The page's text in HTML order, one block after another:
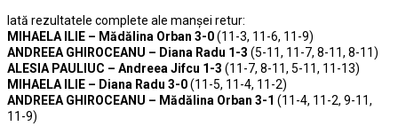
Iată rezultatele complete ale manșei retur:
MIHAELA ILIE – Mădălina Orban 3-0(11-3, 11-6, 11-9)
ANDREEA GHIROCEANU – Diana Radu 1-3 (5-11, 11-7, 8-11, 8-11)
ALESIA PAULIUC – Andreea Jifcu 1-3 (11-7, 8-11, 5-11, 11-13)
MIHAELA ILIE – Diana Radu 3-0(11-5, 11-4, 11-2)
ANDREEA GHIROCEANU – Mădălina Orban 3-1 (11-4, 11-2, 9-11,
11-9)